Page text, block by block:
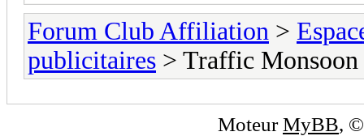
Forum Club Affiliation >
publicitaires > Traffic
MoteurMyBB,